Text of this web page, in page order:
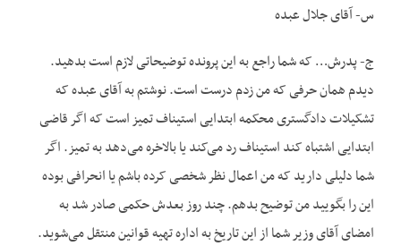
س- آقای جلال عبده
ج- پدرش… که شما راجع به این پرونده توضیحاتی لازم است بدهید.
دیدم همان حرفی که من زدم درست است. نوشتم به آقای عبده که
تشکیلات دادگستری محکمه ابتدایی استیناف تمیز است که اگر قاضی
ابتدایی اشتباه کند استیناف رد می‌کند یا بالاخره می‌دهد به تمیز. اگر
شما دلیلی دارید که من اعمال نظر شخصی کرده باشم یا انحرافی بوده
این را بگویید من توضیح بدهم. چند روز بعدش حکمی صادر شد به
امضای آقای وزیر شما از این تاریخ به اداره تهیه قوانین منتقل می‌شوید.